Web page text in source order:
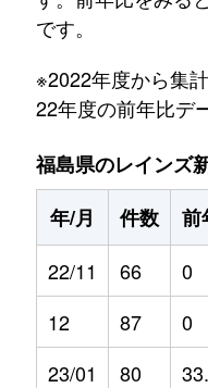
です。
※2022年度から集
22年度の前年比デ
福島県のレインズ
年/月
件数 前
22/11
66 0
12
87 0
23/01
80